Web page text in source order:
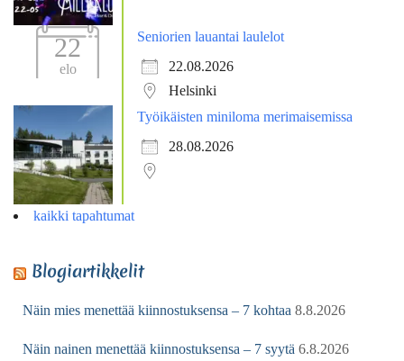
22
elo
Seniorien lauantai laulelot
22.08.2026
Helsinki
Työikäisten miniloma merimaisemissa
28.08.2026
kaikki tapahtumat
Blogiartikkelit
Näin mies menettää kiinnostuksensa – 7 kohtaa 8.8.2026
Näin nainen menettää kiinnostuksensa – 7 syytä 6.8.2026